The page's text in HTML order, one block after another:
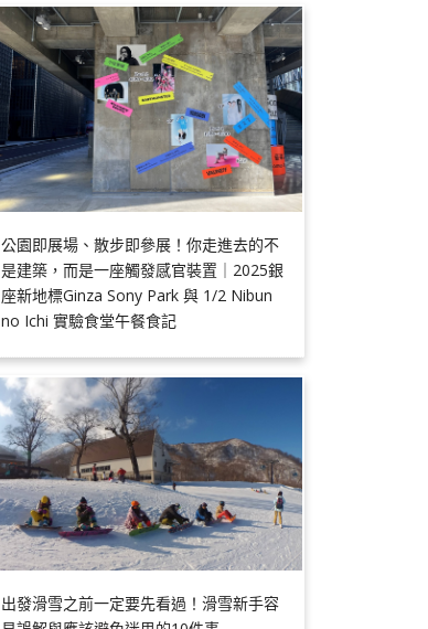
公園即展場、散步即參展！你走進去的不
是建築，而是一座觸發感官裝置｜2025銀
座新地標Ginza Sony Park 與 1/2 Nibun
no Ichi 實驗食堂午餐食記
出發滑雪之前一定要先看過！滑雪新手容